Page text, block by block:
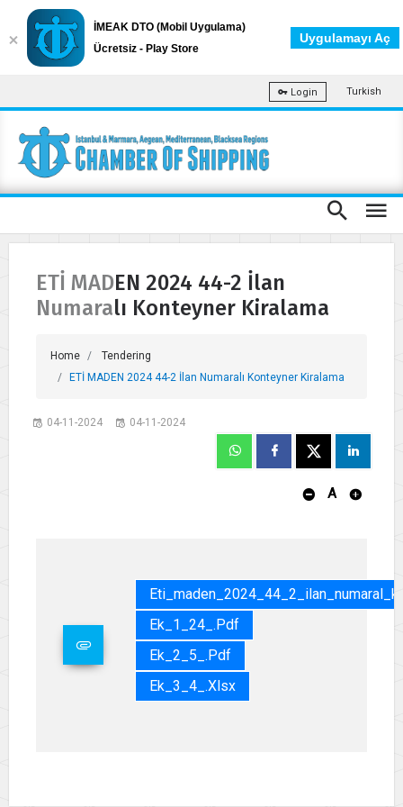
Login Turkish
ETİ MADEN 2024 44-2 İlan
Numaralı Konteyner Kiralama
Home
Tendering
ETİ MADEN 2024 44-2 İlan Numaralı Konteyner Kiralama
04-11-2024 04-11-2024
A
Ek_1_24_.pdf
Ek_2_5_.pdf
Ek_3_4_.xlsx
İMEAK DTO (Mobil Uygulama)
Ücretsiz - Play Store
Uygulamayı Aç